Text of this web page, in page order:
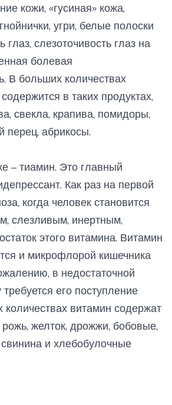
кожи, «гусиная» кожа,
угри, белые полоски
глаз, слезоточивость глаз на
болевая
В больших количествах
в таких продуктах,
свекла, крапива, помидоры,
перец, абрикосы.
– тиамин. Это главный
Как раз на первой
когда человек становится
слезливым, инертным,
этого витамина. Витамин
и микрофлорой кишечника
в недостаточной
его поступление
количествах витамин содержат
рожь, желток, дрожжи, бобовые,
и хлебобулочные